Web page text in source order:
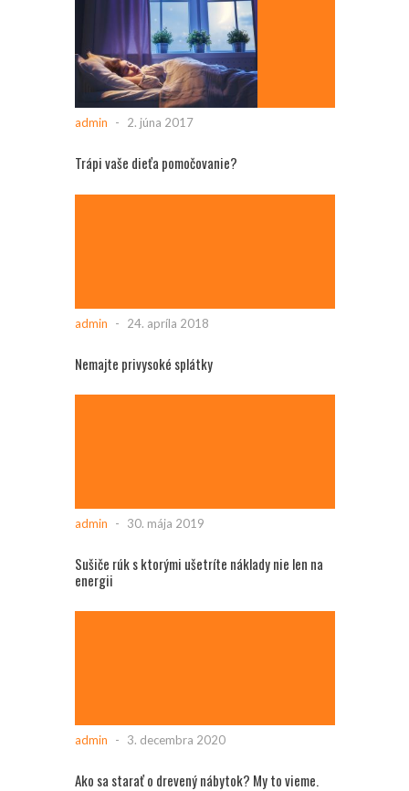
admin - 2. júna 2017
Trápi vaše dieťa pomočovanie?
admin - 24. apríla 2018
Nemajte privysoké splátky
admin - 30. mája 2019
Sušiče rúk s ktorými ušetríte náklady nie len na
energii
admin - 3. decembra 2020
Ako sa starať o drevený nábytok? My to vieme.